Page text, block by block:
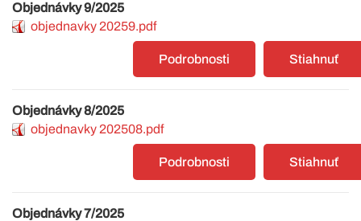
Objednávky 9/2025
objednavky 20259.pdf
Stiahnuť
Podrobnosti
Objednávky 8/2025
objednavky 202508.pdf
Stiahnuť
Podrobnosti
Objednávky 7/2025